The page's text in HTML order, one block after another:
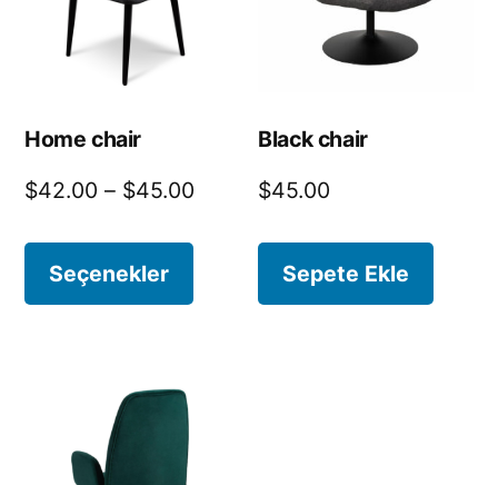
Home chair
$42.00 – $45.00
Seçenekler
Black chair
$45.00
Sepete Ekle